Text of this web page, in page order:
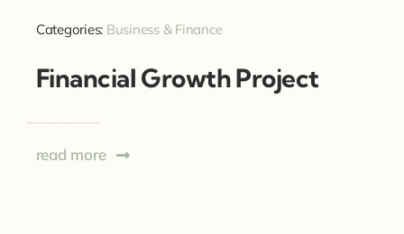
Categories: Business & Finance
Financial Growth Project
read more